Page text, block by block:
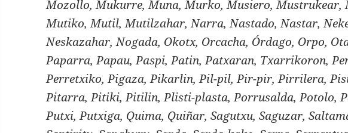
Mozollo, Mukurre, Muna, Murko, Musiero, Mustrukear,
Mutiko, Mutil, Mutilzahar, Narra, Nastado, Nastar,
Neskazahar, Nogada, Okotx, Orcacha, Órdago, Orpo,
Paparra, Papau, Paspi, Patin, Patxaran, Txarrikoron,
Perretxiko, Pigaza, Pikarlin, Pil-pil, Pir-pir, Pirrilera,
Pitarra, Pitiki, Pitilin, Plisti-plasta, Porrusalda, Potolo,
Putxi, Putxiga, Quima, Quiñar, Sagutxu, Saguzar,